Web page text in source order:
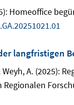
Homeoffice
langfristigen
Weyh, A. (2025):